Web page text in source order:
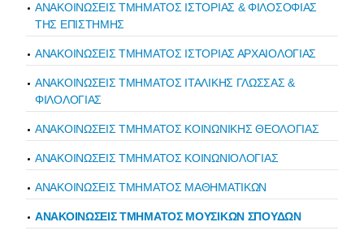
ΑΝΑΚΟΙΝΩΣΕΙΣ ΤΜΗΜΑΤΟΣ ΙΣΤΟΡΙΑΣ & ΦΙΛΟΣΟΦΙΑΣ
ΤΗΣ ΕΠΙΣΤΗΜΗΣ
ΑΝΑΚΟΙΝΩΣΕΙΣ ΤΜΗΜΑΤΟΣ ΙΣΤΟΡΙΑΣ ΑΡΧΑΙΟΛΟΓΙΑΣ
ΑΝΑΚΟΙΝΩΣΕΙΣ ΤΜΗΜΑΤΟΣ ΙΤΑΛΙΚΗΣ ΓΛΩΣΣΑΣ &
ΦΙΛΟΛΟΓΙΑΣ
ΑΝΑΚΟΙΝΩΣΕΙΣ ΤΜΗΜΑΤΟΣ ΚΟΙΝΩΝΙΚΗΣ ΘΕΟΛΟΓΙΑΣ
ΑΝΑΚΟΙΝΩΣΕΙΣ ΤΜΗΜΑΤΟΣ ΚΟΙΝΩΝΙΟΛΟΓΙΑΣ
ΑΝΑΚΟΙΝΩΣΕΙΣ ΤΜΗΜΑΤΟΣ ΜΑΘΗΜΑΤΙΚΩΝ
ΑΝΑΚΟΙΝΩΣΕΙΣ ΤΜΗΜΑΤΟΣ ΜΟΥΣΙΚΩΝ ΣΠΟΥΔΩΝ